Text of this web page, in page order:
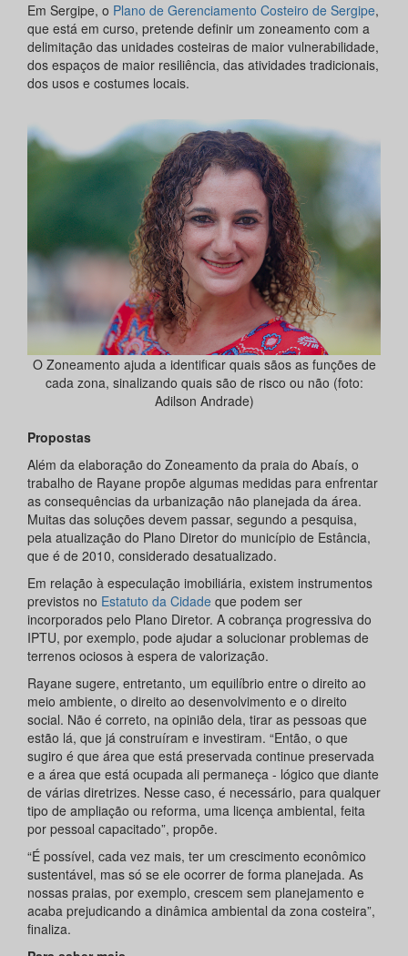
Em Sergipe, o Plano de Gerenciamento Costeiro de Sergipe,
que está em curso, pretende definir um zoneamento com a
delimitação das unidades costeiras de maior vulnerabilidade,
dos espaços de maior resiliência, das atividades tradicionais,
dos usos e costumes locais.
O Zoneamento ajuda a identificar quais sãos as funções de
cada zona, sinalizando quais são de risco ou não (foto:
Adilson Andrade)
Propostas
Além da elaboração do Zoneamento da praia do Abaís, o
trabalho de Rayane propõe algumas medidas para enfrentar
as consequências da urbanização não planejada da área.
Muitas das soluções devem passar, segundo a pesquisa,
pela atualização do Plano Diretor do município de Estância,
que é de 2010, considerado desatualizado.
Em relação à especulação imobiliária, existem instrumentos
previstos no Estatuto da Cidade que podem ser
incorporados pelo Plano Diretor. A cobrança progressiva do
IPTU, por exemplo, pode ajudar a solucionar problemas de
terrenos ociosos à espera de valorização.
Rayane sugere, entretanto, um equilíbrio entre o direito ao
meio ambiente, o direito ao desenvolvimento e o direito
social. Não é correto, na opinião dela, tirar as pessoas que
estão lá, que já construíram e investiram. “Então, o que
sugiro é que área que está preservada continue preservada
e a área que está ocupada ali permaneça - lógico que diante
de várias diretrizes. Nesse caso, é necessário, para qualquer
tipo de ampliação ou reforma, uma licença ambiental, feita
por pessoal capacitado”, propõe.
“É possível, cada vez mais, ter um crescimento econômico
sustentável, mas só se ele ocorrer de forma planejada. As
nossas praias, por exemplo, crescem sem planejamento e
acaba prejudicando a dinâmica ambiental da zona costeira”,
finaliza.